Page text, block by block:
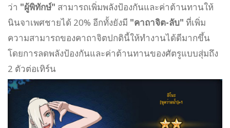
ว่า "ผู้พิทักษ์" สามารถเพิ่มพลังป้องกันและค่าต้านทานให้
นินจาเพศชายได้ 20% อีกทั้งยังมี "คาถาจิต-ลับ" ที่เพิ่ม
ความสามารถของคาถาจิตปกตินี้ให้ทำงานได้ดีมากขึ้น
โดยการลดพลังป้องกันและค่าต้านทานของศัตรูแบบสุ่มถึง
2 ตัวต่อเทิร์น